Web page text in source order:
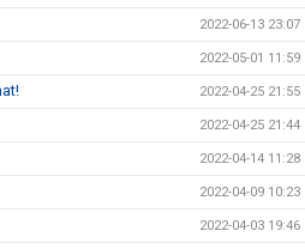
2022-06-13 23:07
2022-05-01 11:59
2022-04-25 21:55
2022-04-25 21:44
2022-04-14 11:28
2022-04-09 10:23
2022-04-03 19:46